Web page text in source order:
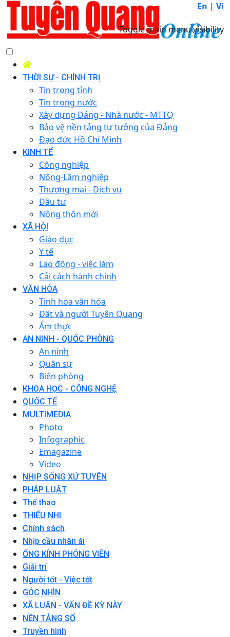
En | Vi
Toggle main menu visibility
THỜI SỰ - CHÍNH TRỊ
Tin trong tỉnh
Tin trong nước
Xây dựng Đảng - Nhà nước - MTTQ
Bảo vệ nền tảng tư tưởng của Đảng
Đạo đức Hồ Chí Minh
KINH TẾ
Công nghiệp
Nông-Lâm nghiệp
Thương mại - Dịch vụ
Đầu tư
Nông thôn mới
XÃ HỘI
Giáo dục
Y tế
Lao động - việc làm
Cải cách hành chính
VĂN HÓA
Tinh hoa văn hóa
Đất và người Tuyên Quang
Ẩm thực
AN NINH - QUỐC PHÒNG
An ninh
Quân sự
Biên phòng
KHOA HỌC - CÔNG NGHỆ
QUỐC TẾ
MULTIMEDIA
Photo
Infographic
Emagazine
Video
NHỊP SỐNG XỨ TUYÊN
PHÁP LUẬT
Thể thao
THIẾU NHI
Chính sách
Nhịp cầu nhân ái
ỐNG KÍNH PHÓNG VIÊN
Giải trí
Người tốt - Việc tốt
GÓC NHÌN
XÃ LUẬN - VẤN ĐỀ KỲ NÀY
NỀN TẢNG SỐ
Truyền hình